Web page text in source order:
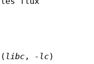
libc , -lc)